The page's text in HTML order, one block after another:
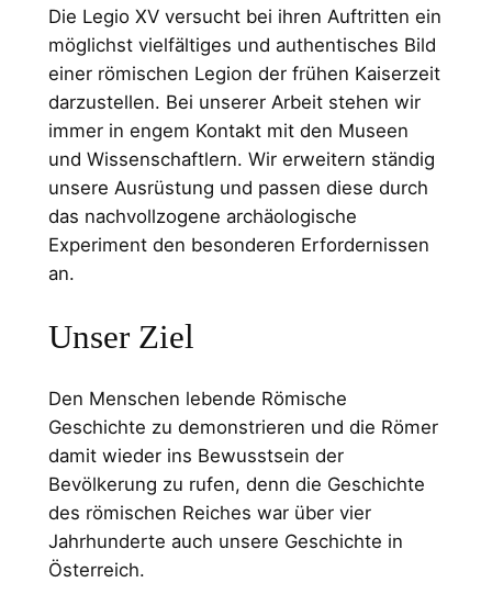
Die Legio XV versucht bei ihren Auftritten ein
möglichst vielfältiges und authentisches Bild
einer römischen Legion der frühen Kaiserzeit
darzustellen. Bei unserer Arbeit stehen wir
immer in engem Kontakt mit den Museen
und Wissenschaftlern. Wir erweitern ständig
unsere Ausrüstung und passen diese durch
das nachvollzogene archäologische
Experiment den besonderen Erfordernissen
an.
Unser Ziel
Den Menschen lebende Römische
Geschichte zu demonstrieren und die Römer
damit wieder ins Bewusstsein der
Bevölkerung zu rufen, denn die Geschichte
des römischen Reiches war über vier
Jahrhunderte auch unsere Geschichte in
Österreich.